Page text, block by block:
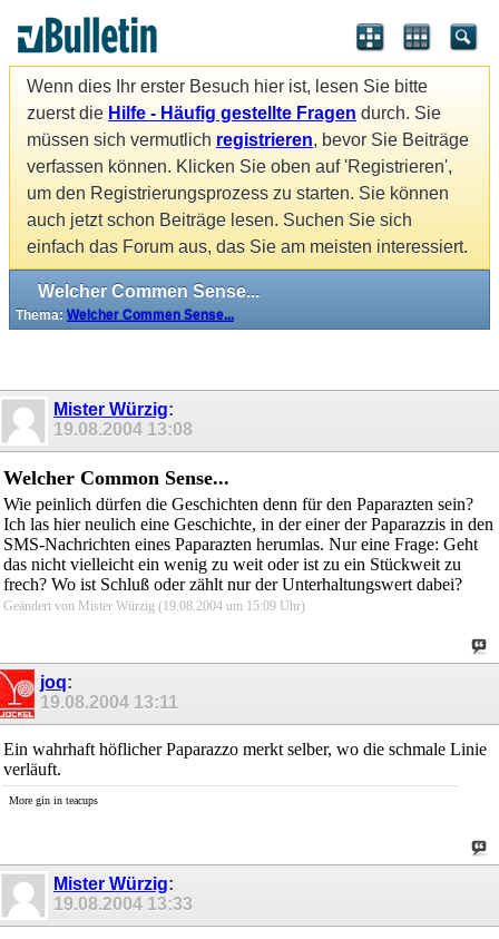
Wenn dies Ihr erster Besuch hier ist, lesen Sie bitte
zuerst die Hilfe - Häufig gestellte Fragen durch. Sie
müssen sich vermutlich registrieren, bevor Sie Beiträge
verfassen können. Klicken Sie oben auf 'Registrieren',
um den Registrierungsprozess zu starten. Sie können
auch jetzt schon Beiträge lesen. Suchen Sie sich
einfach das Forum aus, das Sie am meisten interessiert.
Welcher Commen Sense...
Thema: Welcher Commen Sense...
Mister Würzig:
19.08.2004 13:08
Welcher Common Sense...
Wie peinlich dürfen die Geschichten denn für den Paparazten sein?
Ich las hier neulich eine Geschichte, in der einer der Paparazzis in den
SMS-Nachrichten eines Paparazten herumlas. Nur eine Frage: Geht
das nicht vielleicht ein wenig zu weit oder ist zu ein Stückweit zu
frech? Wo ist Schluß oder zählt nur der Unterhaltungswert dabei?
Geändert von Mister Würzig (19.08.2004 um 15:09 Uhr)
joq:
19.08.2004 13:11
Ein wahrhaft höflicher Paparazzo merkt selber, wo die schmale Linie
verläuft.
More gin in teacups
Mister Würzig:
19.08.2004 13:33